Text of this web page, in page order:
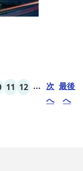
11 12 ... 次
へ
最後
へ